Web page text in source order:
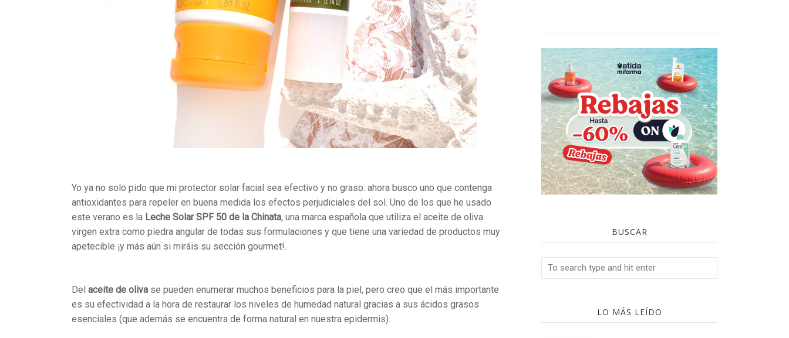
Yo ya no solo pido que mi protector solar facial sea efectivo y no graso: ahora busco uno que contenga
antioxidantes para repeler en buena medida los efectos perjudiciales del sol. Uno de los que he usado
este verano es la Leche Solar SPF 50 de la Chinata, una marca española que utiliza el aceite de oliva
virgen extra como piedra angular de todas sus formulaciones y que tiene una variedad de productos muy
apetecible ¡y más aún si miráis su sección gourmet!.
Del aceite de oliva se pueden enumerar muchos beneficios para la piel, pero creo que el más importante
es su efectividad a la hora de restaurar los niveles de humedad natural gracias a sus ácidos grasos
esenciales (que además se encuentra de forma natural en nuestra epidermis).
BUSCAR
LO MÁS LEÍDO